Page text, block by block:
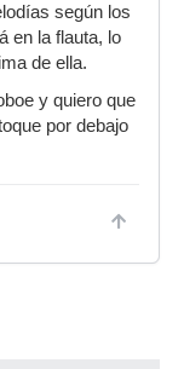
según los
en la flauta, lo
de ella.
y quiero que
por debajo